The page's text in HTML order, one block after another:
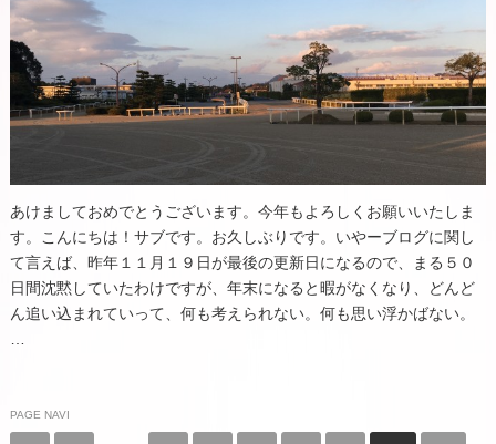
あけましておめでとうございます。今年もよろしくお願いいたしま
す。こんにちは！サブです。お久しぶりです。いやーブログに関し
て言えば、昨年１１月１９日が最後の更新日になるので、まる５０
日間沈黙していたわけですが、年末になると暇がなくなり、どんど
ん追い込まれていって、何も考えられない。何も思い浮かばない。
PAGE NAVI